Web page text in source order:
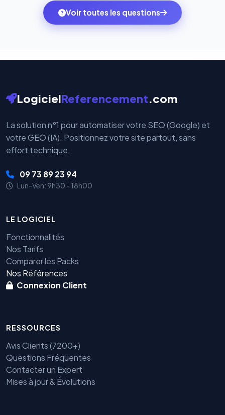
ambitions du moment — sans perdre vos données ni
votre historique.
monde. Vos données bancaires ne transitent jamais
par nos serveurs — elles sont gérées directement et
Voir toutes les questions
LogicielReferencement.com
La solution n°1 pour automatiser votre SEO (Google) et
votre GEO (IA). Positionnez votre site partout, sans
effort technique.
09 73 89 23 94
Lun-Ven: 9h30 - 18h00
LE LOGICIEL
Fonctionnalités
Nos Tarifs
Comparer les Packs
Nos Références
Connexion Client
RESSOURCES
Avis Clients (7200+)
Questions Fréquentes
Contacter un Expert
Mises à jour & Évolutions